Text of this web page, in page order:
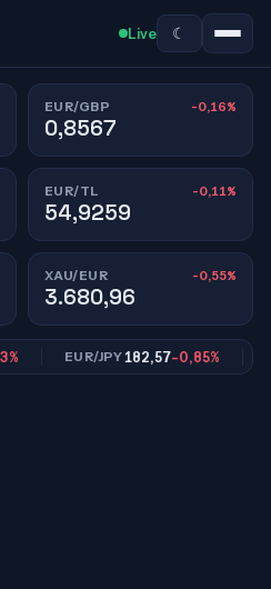
Live ☾
EUR/GBP -0,16%
0,8567
EUR/TL -0,11%
54,9259
XAU/EUR -0,55%
3.680,96
EUR/JPY182,57-0,85%